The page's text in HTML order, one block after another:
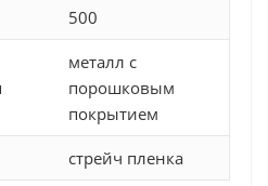
500
металл с
порошковым
покрытием
стрейч пленка